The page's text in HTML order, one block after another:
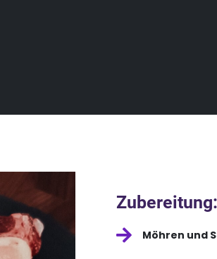
Zubereitung:
Möhren und